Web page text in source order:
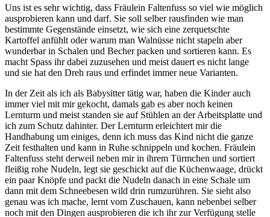
Uns ist es sehr wichtig, dass Fräulein Faltenfuss so viel wie möglich
ausprobieren kann und darf. Sie soll selber rausfinden wie man
bestimmte Gegenstände einsetzt, wie sich eine zerquetschte
Kartoffel anfühlt oder warum man Walnüsse nicht stapeln aber
wunderbar in Schalen und Becher packen und sortieren kann. Es
macht Spass ihr dabei zuzusehen und meist dauert es nicht lange
und sie hat den Dreh raus und erfindet immer neue Varianten.
In der Zeit als ich als Babysitter tätig war, haben die Kinder auch
immer viel mit mir gekocht, damals gab es aber noch keinen
Lernturm und meist standen sie auf Stühlen an der Arbeitsplatte und
ich zum Schutz dahinter. Der Lernturm erleichtert mir die
Handhabung um einiges, denn ich muss das Kind nicht die ganze
Zeit festhalten und kann in Ruhe schnippeln und kochen. Fräulein
Faltenfuss steht derweil neben mir in ihrem Türmchen und sortiert
fleißig rohe Nudeln, legt sie geschickt auf die Küchenwaage, drückt
ein paar Knöpfe und packt die Nudeln danach in eine Schale um
dann mit dem Schneebesen wild drin rumzurühren. Sie sieht also
genau was ich mache, lernt vom Zuschauen, kann nebenbei selber
noch mit den Dingen ausprobieren die ich ihr zur Verfügung stelle